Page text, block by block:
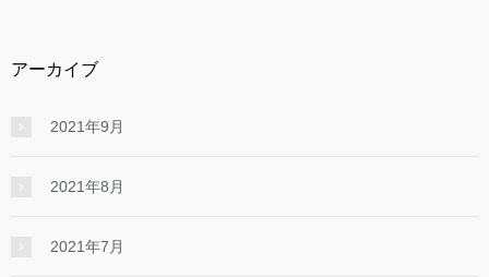
アーカイブ
2021年9月
2021年8月
2021年7月